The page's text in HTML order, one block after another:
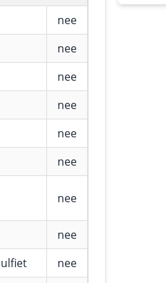
nee
nee
nee
nee
nee
nee
nee
nee
nee